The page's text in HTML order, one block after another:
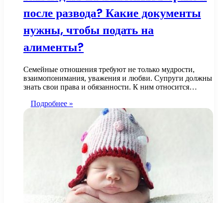
после развода? Какие документы
нужны, чтобы подать на
алименты?
Семейные отношения требуют не только мудрости,
взаимопонимания, уважения и любви. Супруги должны
знать свои права и обязанности. К ним относится…
Подробнее »